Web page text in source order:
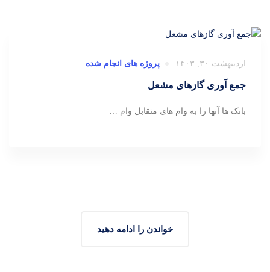
اردیبهشت ۳۰, ۱۴۰۳ پروژه های انجام شده
جمع آوری گازهای مشعل
بانک ها آنها را به وام های متقابل وام …
خواندن را ادامه دهید